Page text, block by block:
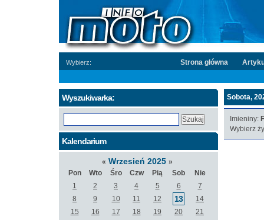
Wybierz: Strona główna
Sobota,
Imieniny:
Wybierz
Wyszukiwarka:
Kalendarium
« Wrzesień 2025 »
Pon
Wto Śro Czw Pią Sob
Nie
1
2 3 4 5 6
7
8
9 10 11 12 13
14
15
16 17 18 19 20
21